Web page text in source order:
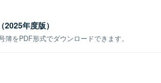
年度版）
簿をPDF形式でダウンロードできます。